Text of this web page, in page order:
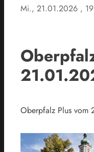
Mi., 21.01.2026 ,
Oberpfalz Plus vom